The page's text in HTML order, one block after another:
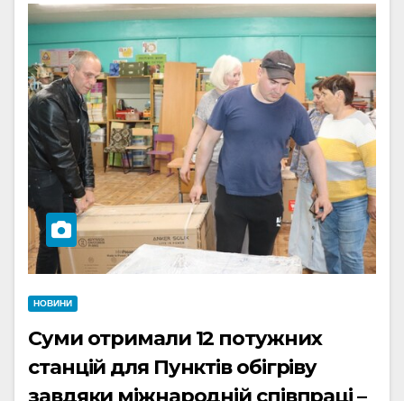
НОВИНИ
Суми отримали 12 потужних
станцій для Пунктів обігріву
завдяки міжнародній співпраці –